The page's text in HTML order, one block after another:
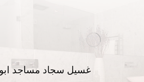
غسيل سجاد مساجد